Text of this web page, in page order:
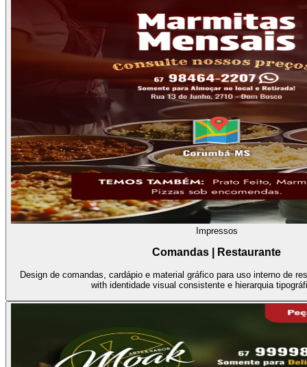
Impressos
Comandas | Restaurante
Design de comandas, cardápio e material gráfico para uso interno de
with identidade visual consistente e hierarquia